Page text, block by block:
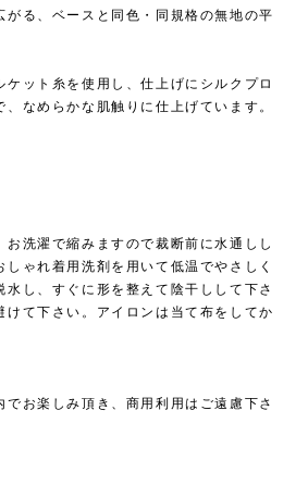
がる、ベースと同色・同規格の無地の平
ケット糸を使用し、仕上げにシルクプロ
なめらかな肌触りに仕上げています。
お洗濯で縮みますので裁断前に水通しし
ゃれ着用洗剤を用いて低温でやさしく
水し、すぐに形を整えて陰干しして下さ
けて下さい。アイロンは当て布をしてか
でお楽しみ頂き、商用利用はご遠慮下さ